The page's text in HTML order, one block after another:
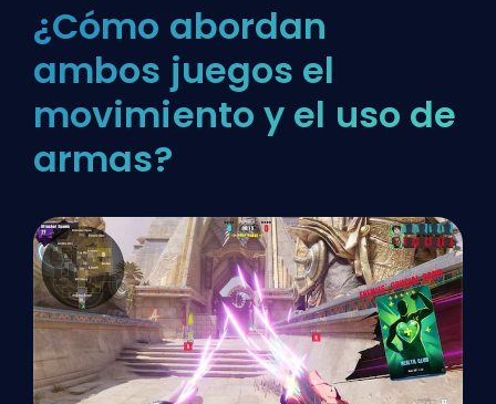
¿Cómo abordan
ambos juegos el
movimiento y el uso de
armas?